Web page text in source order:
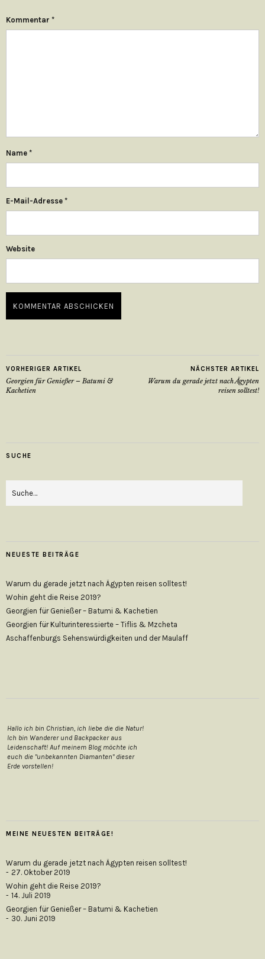
Kommentar *
Name *
E-Mail-Adresse *
Website
VORHERIGER ARTIKEL
Georgien für Genießer – Batumi &
Kachetien
NÄCHSTER ARTIKEL
Warum du gerade jetzt nach Ägypten
reisen solltest!
SUCHE
NEUESTE BEITRÄGE
Warum du gerade jetzt nach Ägypten reisen solltest!
Wohin geht die Reise 2019?
Georgien für Genießer – Batumi & Kachetien
Georgien für Kulturinteressierte – Tiflis & Mzcheta
Aschaffenburgs Sehenswürdigkeiten und der Maulaff
Hallo ich bin Christian, ich liebe die die Natur!
Ich bin Wanderer und Backpacker aus
Leidenschaft! Auf meinem Blog möchte ich
euch die "unbekannten Diamanten" dieser
Erde vorstellen!
MEINE NEUESTEN BEITRÄGE!
Warum du gerade jetzt nach Ägypten reisen solltest!
27. Oktober 2019
Wohin geht die Reise 2019?
14. Juli 2019
Georgien für Genießer – Batumi & Kachetien
30. Juni 2019